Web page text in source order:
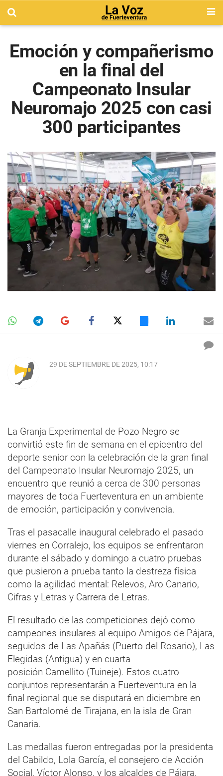
Emoción y compañerismo
en la final del
Campeonato Insular
Neuromajo 2025 con casi
300 participantes
29 DE SEPTIEMBRE DE 2025, 10:17
La Granja Experimental de Pozo Negro se
convirtió este fin de semana en el epicentro del
deporte senior con la celebración de la gran final
del Campeonato Insular Neuromajo 2025, un
encuentro que reunió a cerca de 300 personas
mayores de toda Fuerteventura en un ambiente
de emoción, participación y convivencia.
Tras el pasacalle inaugural celebrado el pasado
viernes en Corralejo, los equipos se enfrentaron
durante el sábado y domingo a cuatro pruebas
que pusieron a prueba tanto la destreza física
como la agilidad mental: Relevos, Aro Canario,
Cifras y Letras y Carrera de Letras.
El resultado de las competiciones dejó como
campeones insulares al equipo Amigos de Pájara,
seguidos de Las Apañás (Puerto del Rosario), Las
Elegidas (Antigua) y en cuarta
posición Camellito (Tuineje). Estos cuatro
conjuntos representarán a Fuerteventura en la
final regional que se disputará en diciembre en
San Bartolomé de Tirajana, en la isla de Gran
Canaria.
Las medallas fueron entregadas por la presidenta
del Cabildo, Lola García, el consejero de Acción
Social, Víctor Alonso, y los alcaldes de Pájara,